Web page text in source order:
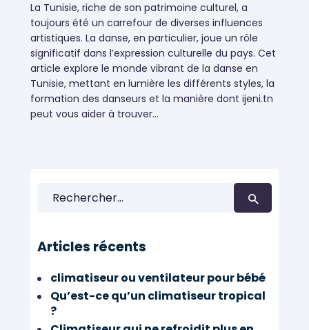
Évènementiels
La Tunisie, riche de son patrimoine culturel, a
toujours été un carrefour de diverses influences
artistiques. La danse, en particulier, joue un rôle
significatif dans l’expression culturelle du pays. Cet
article explore le monde vibrant de la danse en
Tunisie, mettant en lumière les différents styles, la
formation des danseurs et la manière dont ijeni.tn
peut vous aider à trouver…
Rechercher :
Articles récents
climatiseur ou ventilateur pour bébé
Qu’est-ce qu’un climatiseur tropical
?